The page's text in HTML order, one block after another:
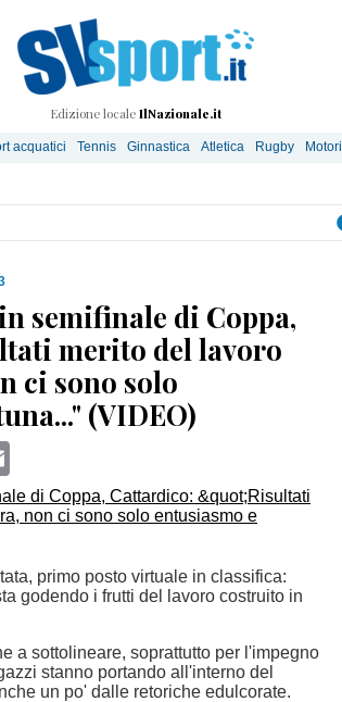
Edizione locale IlNazionale.it
acquatici Tennis Ginnastica Atletica Rugby Motori
semifinale di Coppa,
merito del lavoro
ci sono solo
(VIDEO)
primo posto virtuale in classifica:
godendo i frutti del lavoro costruito in
a sottolineare, soprattutto per l'impegno
stanno portando all'interno del
un po' dalle retoriche edulcorate.